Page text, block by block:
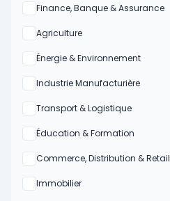
Finance, Banque & Assurance
Oui
Agriculture
Oui
Énergie & Environnement
Oui
Industrie Manufacturière
Oui
Transport & Logistique
Oui
Éducation & Formation
Oui
Commerce, Distribution & Retail
Oui
Immobilier
Oui